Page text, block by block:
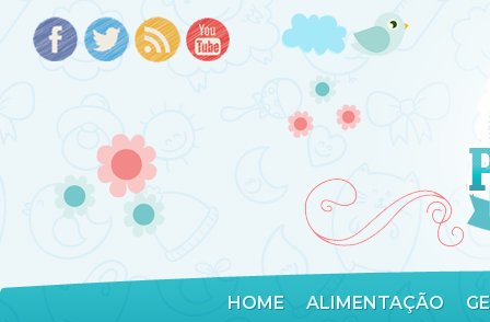
HOME ALIMENTAÇÃO